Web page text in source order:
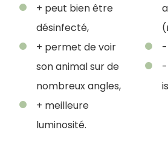
+ peut bien être
désinfecté,
+ permet de voir
son animal sur de
nombreux angles,
+ meilleure
luminosité.